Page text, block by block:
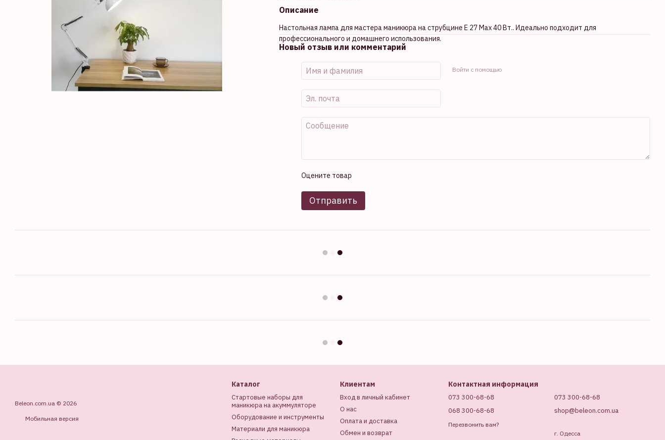
Описание
Настольная лампа для мастера маникюра на струбцине E 27 Max 40 Вт.. Идеально подходит для
профессионального и домашнего использования.
Новый отзыв или комментарий
Войти с помощью
Оцените товар
Отправить
Beleon.com.ua © 2026
Мобильная версия
Каталог
Стартовые наборы для
маникюра на акуммуляторе
Оборудование и инструменты
Материали для маникюра
Клиентам
Вход в личный кабинет
О нас
Оплата и доставка
Обмен и возврат
Контактная информация
073 300-68-68
068 300-68-68
Перезвонить вам?
073 300-68-68
shop@beleon.com.ua
г. Одесса